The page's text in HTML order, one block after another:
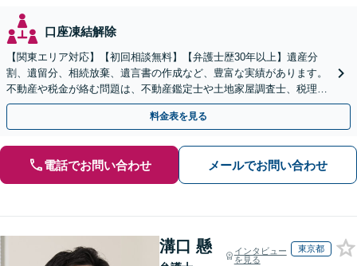
口座凍結解除
【関東エリア対応】【初回相談無料】【弁護士歴30年以上】遺産分
割、遺留分、相続放棄、遺言書の作成など、豊富な実績があります。
不動産や税金が絡む問題は、不動産鑑定士や土地家屋調査士、税理士
と提携【事前予約で、休日・夜間面談可】【WEB面談可】
料金表を見る
電話でお問い合わせ メールでお問い合わせ
溝口 懸
インタビュー
を見る
東京都